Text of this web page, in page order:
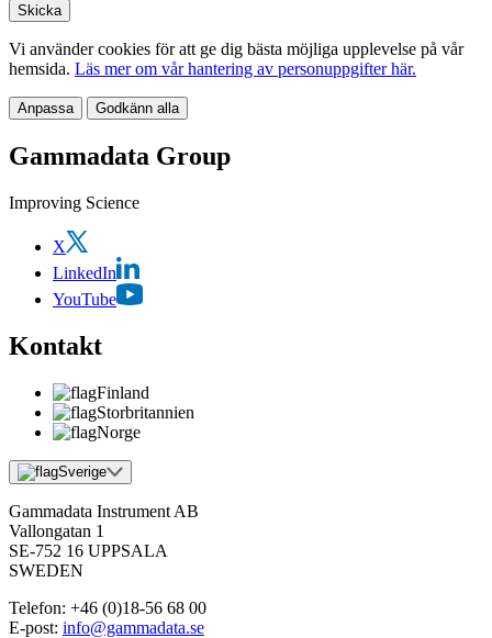
Vi använder cookies för att ge dig bästa möjliga upplevelse på vår
hemsida. Läs mer om vår hantering av personuppgifter här.
Anpassa Godkänn alla
Gammadata Group
Improving Science
X
LinkedIn
YouTube
Kontakt
Finland
Storbritannien
Norge
Sverige
Gammadata Instrument AB
Vallongatan 1
SE-752 16 UPPSALA
SWEDEN
Telefon: +46 (0)18-56 68 00
E-post: info@gammadata.se